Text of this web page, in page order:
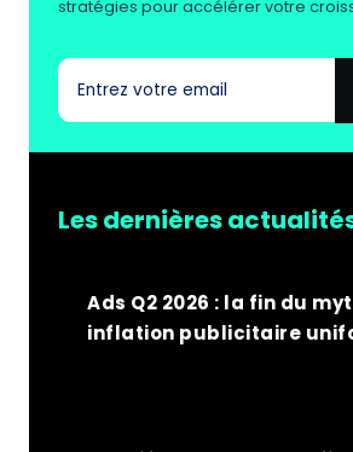
ET
?
stratégies pour accélérer votre
Les dernières
Ads Q2 2026 : la fin du
inflation publicitaire